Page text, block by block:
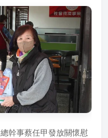
幹事蔡任甲發放關懷慰